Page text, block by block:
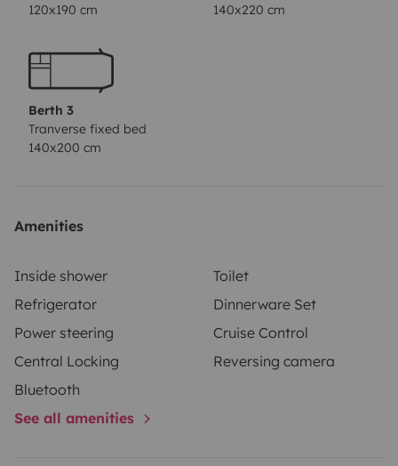
Personen konzipiert. Das Bett im Heck bietet einen
Erhöhung Platz für Gepäck. Das Alkoven Doppelbett ist
hochklappbar und bietet so tagsüber ein offenes
Raumgefühl. Ein zusätzlicher Schrank offeriert die
Möglichkeit, Hemden und Kleider aus dem Wohnraum
Sie haben die Möglichkeit folgende Pakete dazu zu
Anhänger 750 kg mit Plane /Spriegel 20 Euro pro Tag
Zusätzlicher Fahrer 7 Euro pro Tag
Bettwäschepaket /6 Bezüge, 6 Kopfkissen, 6 große und
6 kleine Handtücher und 3 Spannbettlaken 80 Euro pro
Buchung
Grillpaket inklusive 5kg Gasflasche und kleinem
120x190 cm
140x220 cm
Berth 3
Tranverse fixed bed
140x200 cm
Amenities
Inside shower
Toilet
Refrigerator
Dinnerware Set
Power steering
Cruise Control
Central Locking
Reversing camera
Bluetooth
See all amenities